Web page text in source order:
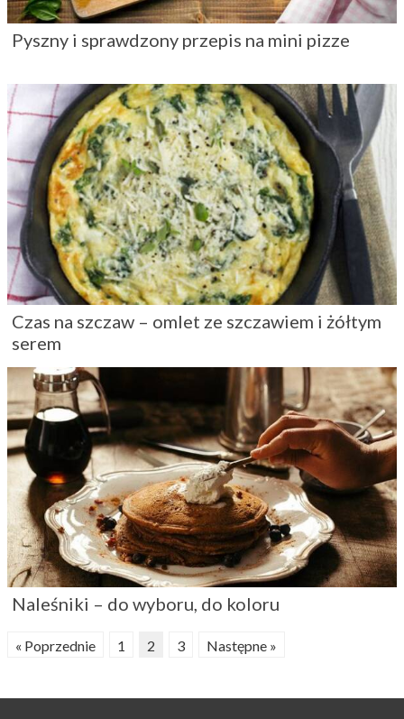
Pyszny i sprawdzony przepis na mini pizze
Czas na szczaw – omlet ze szczawiem i żółtym
serem
Naleśniki – do wyboru, do koloru
« Poprzednie 1 2 3 Następne »